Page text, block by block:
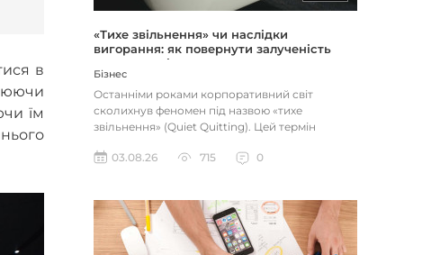
в
їм
«Тихе звільнення» чи наслідки
вигорання: як повернути залученість
через сенс і мету
Бізнес
Останніми роками корпоративний світ
сколихнув феномен під назвою «тихе
звільнення» (Quiet Quitting). Цей термін
03.08.26
715 0